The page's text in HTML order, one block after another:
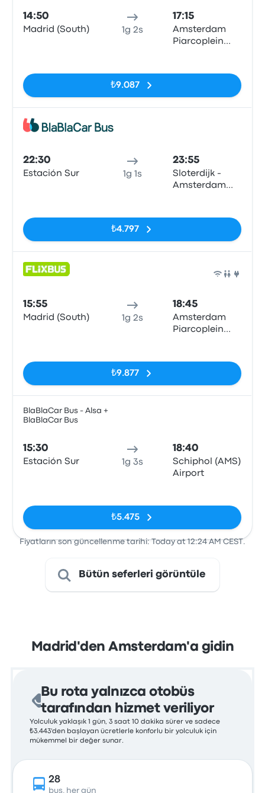
14:50
Madrid (South) 1g 2s
17:15
Amsterdam
Piarcoplein
₺9.087
22:30
Estación Sur 1g 1s
23:55
Sloterdijk -
Amsterdam
₺4.797
15:55
Madrid (South) 1g 2s
18:45
Amsterdam
Piarcoplein
₺9.877
BlaBlaCar Bus - Alsa +
BlaBlaCar Bus
15:30
Estación Sur 1g 3s
18:40
Schiphol (AMS)
Airport
₺5.475
Fiyatların son güncellenme tarihi: Today at 12:24 AM CEST.
Bütün seferleri görüntüle
Madrid'den Amsterdam'a gidin
Bu rota yalnızca otobüs
tarafından hizmet veriliyor
Yolculuk yaklaşık 1 gün, 3 saat 10 dakika sürer ve sadece
₺3.443'den başlayan ücretlerle konforlu bir yolculuk için
mükemmel bir değer sunar.
28
bus, her gün